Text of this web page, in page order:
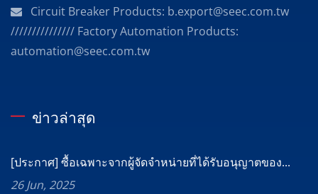
Circuit Breaker Products: b.export@seec.com.tw
/////////////// Factory Automation Products:
automation@seec.com.tw
ข่าวล่าสุด
[ประกาศ] ซื้อเฉพาะจากผู้จัดจำหน่ายที่ได้รับอนุญาตของ...
26 Jun, 2025